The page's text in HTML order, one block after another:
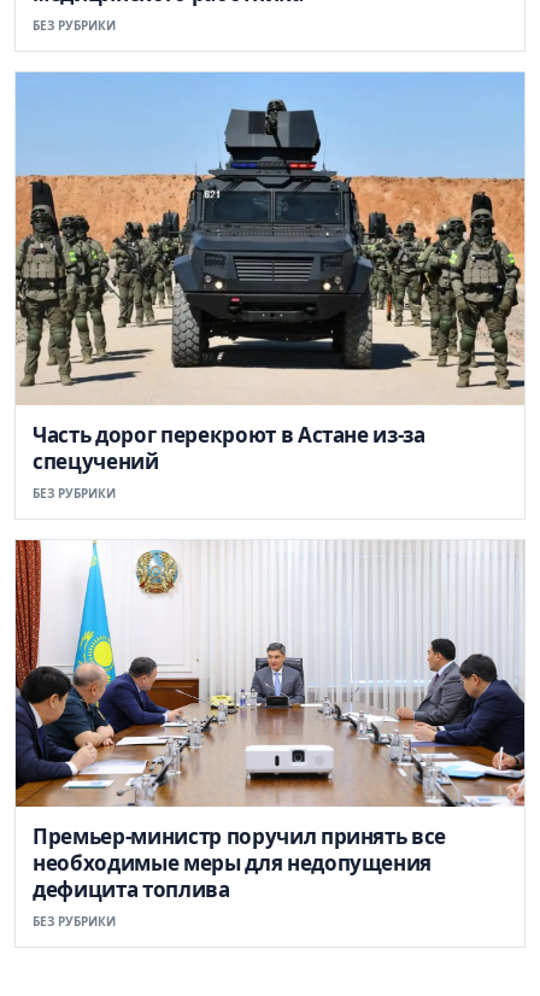
БЕЗ РУБРИКИ
Часть дорог перекроют в Астане из-за
спецучений
БЕЗ РУБРИКИ
Премьер-министр поручил принять все
необходимые меры для недопущения
дефицита топлива
БЕЗ РУБРИКИ